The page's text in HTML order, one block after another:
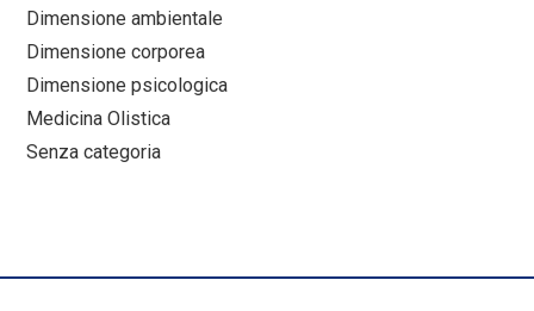
Dimensione ambientale
Dimensione corporea
Dimensione psicologica
Medicina Olistica
Senza categoria